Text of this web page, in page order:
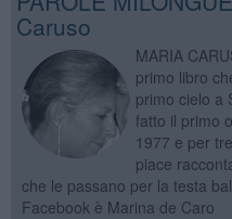
Caruso
MARIA
primo libro
primo cielo a
fatto il primo
1977 e per
piace
che le passano per la testa
Facebook è Marina de Caro